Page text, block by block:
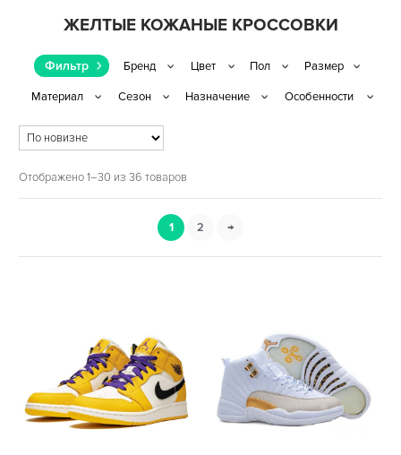
ЖЕЛТЫЕ КОЖАНЫЕ КРОССОВКИ
Фильтр
Отображено 1–30 из 36 товаров
1 2 →